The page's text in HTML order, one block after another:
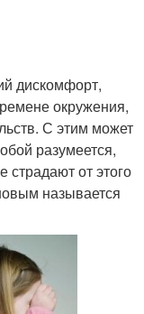
дискомфорт,
окружения,
С этим может
разумеется,
от этого
называется